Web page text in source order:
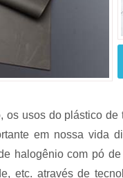
usos do plástico
em nossa vida
halogênio com pó
etc. através de